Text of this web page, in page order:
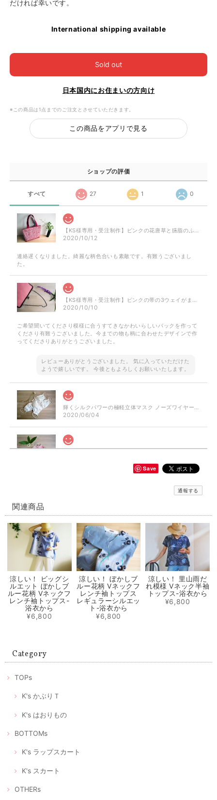
だければ幸いです。
International shipping available
Sold out
日本国内にお住まいの方向け
※この商品は1点までのご注文とさせていただきます。
この商品をアプリで見る
ショップの評価
すべて 27 1 0
【KS様専用・受注制作】ピンクの花唐草と臙脂のふくれ織のミニトート
2020/10/12
連絡遅くなりました。綺麗な柄色合いも素敵です。有難うございまし
た。
【KS様専用・受注制作】ピンクの帯の3ウェイがまぐちバッグ
2020/10/10
ご希望聞いてくださり模様に合うすてきなかわいらしいバックを作って
くださり有難うございました。今までの物も柄に合わせたデザインで作
ってくださりありがとうございました。
レビューありがとうございました。 気に入っていただけた
ようで嬉しいです。 今後ともよろしくお願いいたします。
輝くシルクパワーの極軽立体マスク ノーズワイヤー入り（肌触りの良い着物の裏地絹100％）
2020/06/04
【再販】選べる立体型マスク ノーズワイヤー入り 白生成り/白にブルー小花模様（肌触りの良い着物の裏地綿100％利用）
2020/05/31
選べるマスクケース/タンポポ+レモンイエロー/ピンクにグレーの絣/藍色にブルー絣/藍色にカラフルな絣
① 元気に咲き乱れるタンポポ
2020/05/31
は可愛い物が大好きです。 大変喜んで頂いて、嬉しかったです。 この
からも素敵な作品を楽しみにしております。 ありがとうございました😊
喜んでいただけたようで私もとても嬉しいです。 何よりプ
レゼントに込められた優しい気持ちに、気分も明るくなら
いて、これからもこんなふうに喜んでいただけるリメイク
とうございました。 今後ともどうぞよろしくお願いいたし
Save
通報する
関連商品
涼しい！ ビッグシ
ルエット ぼかしブ
ルー花柄 Vネックフ
レンチ袖トップス-
浴衣から
¥6,800
涼しい！ ぼかしブ
ルー花柄 Vネックフ
レンチ袖トップス
レギュラーシルエッ
ト-浴衣から
¥6,800
涼しい！ 里山雨だ
れ模様 Vネック半袖
トップス-浴衣から
¥6,800
Category
TOPs
K's かぶりＴ
K's はおりもの
BOTTOMs
K's ラップスカート
K's スカート
OTHERs